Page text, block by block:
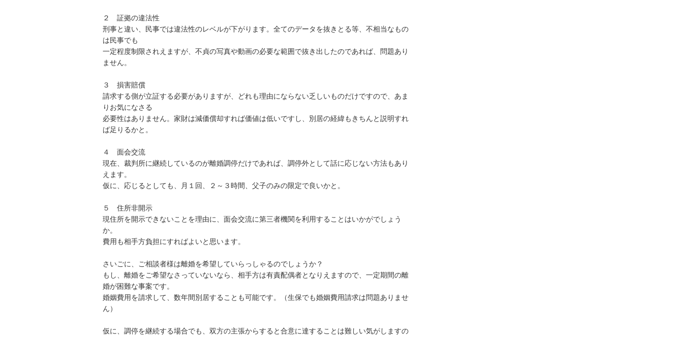
２　証拠の違法性
刑事と違い、民事では違法性のレベルが下がります。全てのデータを抜きとる等、不相当なもの
は民事でも
一定程度制限されえますが、不貞の写真や動画の必要な範囲で抜き出したのであれば、問題あり
ません。
３　損害賠償
請求する側が立証する必要がありますが、どれも理由にならない乏しいものだけですので、あま
りお気になさる
必要性はありません。家財は減価償却すれば価値は低いですし、別居の経緯もきちんと説明すれ
ば足りるかと。
４　面会交流
現在、裁判所に継続しているのが離婚調停だけであれば、調停外として話に応じない方法もあり
えます。
仮に、応じるとしても、月１回、２～３時間、父子のみの限定で良いかと。
５　住所非開示
現住所を開示できないことを理由に、面会交流に第三者機関を利用することはいかがでしょう
か。
費用も相手方負担にすればよいと思います。
さいごに、ご相談者様は離婚を希望していらっしゃるのでしょうか？
もし、離婚をご希望なさっていないなら、相手方は有責配偶者となりえますので、一定期間の離
婚が困難な事案です。
婚姻費用を請求して、数年間別居することも可能です。（生保でも婚姻費用請求は問題ありませ
ん）
仮に、調停を継続する場合でも、双方の主張からすると合意に達することは難しい気がしますの